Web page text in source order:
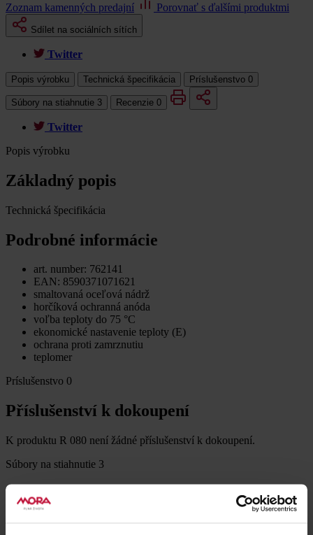
Zoznam kamenných predajní
Porovnať s ďalšími produktmi
Sdílet na sociálních sítích
Twitter
Popis výrobku Technická špecifikácia Príslušenstvo 0
Súbory na stiahnutie 3 Recenzie 0
Twitter
Popis výrobku
Základný popis
Technická špecifikácia
Podrobné informácie
art. number: 762141
EAN: 8590371071621
smaltovaná oceľová nádrž
horčíková ochranná anóda
voľba teploty do 75 °C
ekonomické nastavenie teploty (E)
ochrana proti zamrznutiu
teplomer
Príslušenstvo 0
Příslušenství k dokoupení
K produktu R 080 není žádné příslušenství k dokoupení.
Súbory na stiahnutie 3
Dokumenty k stiahnutiu